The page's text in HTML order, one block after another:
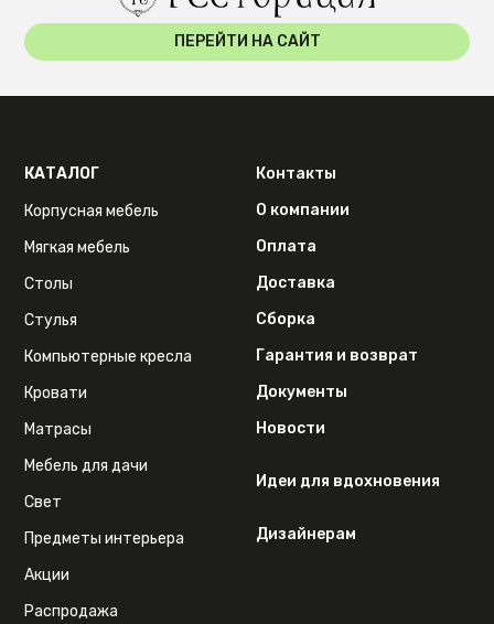
ПЕРЕЙТИ НА САЙТ
КАТАЛОГ
Корпусная мебель
Мягкая мебель
Столы
Стулья
Компьютерные кресла
Кровати
Матрасы
Мебель для дачи
Свет
Предметы интерьера
Акции
Распродажа
Контакты
О компании
Оплата
Доставка
Сборка
Гарантия и возврат
Документы
Новости
Идеи для вдохновения
Дизайнерам